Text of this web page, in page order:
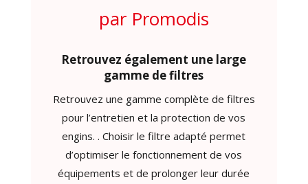
par Promodis
Retrouvez également une large
gamme de filtres
Retrouvez une gamme complète de filtres
pour l’entretien et la protection de vos
engins. . Choisir le filtre adapté permet
d’optimiser le fonctionnement de vos
équipements et de prolonger leur durée